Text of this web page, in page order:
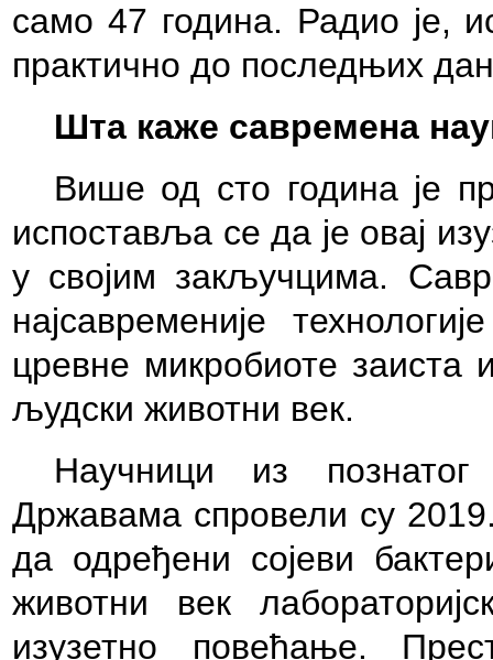
само 47 година. Радио је,
практично до последњих
Шта каже савремена
Више од сто година је
испоставља се да је овај
у својим закључцима.
најсавременије
цревне микробиоте заиста
људски животни век.
Научници из
Државама спровели су
да одређени сојеви
животни век
изузетно повећање.